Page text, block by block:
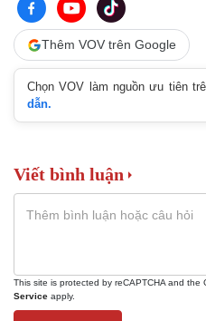
Kinh tế
Bất động sản
Thêm VOV trên Google
Chọn VOV làm nguồn ưu tiên
dẫn.
Viết bình luận
This site is protected by reCAPTCHA and the
Service apply.